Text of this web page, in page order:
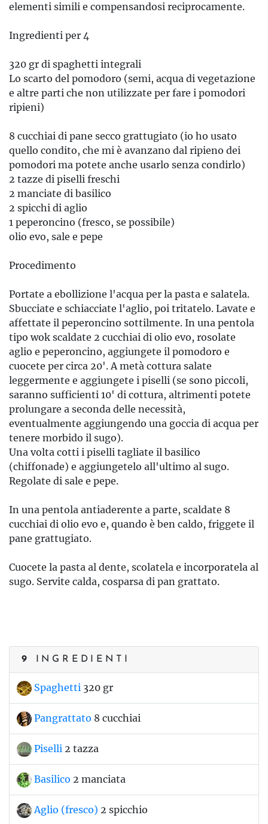
9 INGREDIENTI
Spaghetti 320 gr
Pangrattato 8 cucchiai
Piselli 2 tazza
Basilico 2 manciata
Aglio (fresco) 2 spicchio
elementi simili e compensandosi reciprocamente.
Ingredienti per 4
320 gr di spaghetti integrali
Lo scarto del pomodoro (semi, acqua di vegetazione
e altre parti che non utilizzate per fare i pomodori
ripieni)
8 cucchiai di pane secco grattugiato (io ho usato
quello condito, che mi è avanzano dal ripieno dei
pomodori ma potete anche usarlo senza condirlo)
2 tazze di piselli freschi
2 manciate di basilico
2 spicchi di aglio
1 peperoncino (fresco, se possibile)
olio evo, sale e pepe
Procedimento
Portate a ebollizione l'acqua per la pasta e salatela.
Sbucciate e schiacciate l'aglio, poi tritatelo. Lavate e
affettate il peperoncino sottilmente. In una pentola
tipo wok scaldate 2 cucchiai di olio evo, rosolate
aglio e peperoncino, aggiungete il pomodoro e
cuocete per circa 20'. A metà cottura salate
leggermente e aggiungete i piselli (se sono piccoli,
saranno sufficienti 10' di cottura, altrimenti potete
prolungare a seconda delle necessità,
eventualmente aggiungendo una goccia di acqua per
tenere morbido il sugo).
Una volta cotti i piselli tagliate il basilico
(chiffonade) e aggiungetelo all'ultimo al sugo.
Regolate di sale e pepe.
In una pentola antiaderente a parte, scaldate 8
cucchiai di olio evo e, quando è ben caldo, friggete il
pane grattugiato.
Cuocete la pasta al dente, scolatela e incorporatela al
sugo. Servite calda, cosparsa di pan grattato.